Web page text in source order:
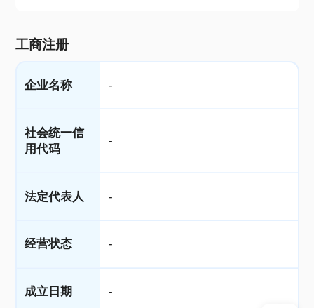
工商注册
企业名称 -
社会统一信
用代码
-
法定代表人 -
经营状态 -
成立日期 -